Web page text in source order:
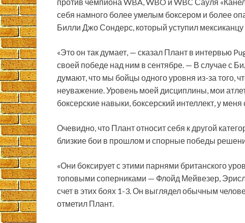
себя намного более умелым боксером и более
Билли ДжоСондерс, который уступил
«Это он так думает, — сказал Плант в интервью
своей победе над ним в сентябре. — В случае с
думают, что мы бойцы одного уровня из-за того,
неуважение. Уровень моей дисциплины, мои
боксерские навыки, боксерский интеллект, у
Очевидно, что Плант относит себя к другой
близкие бои в прошлом и спорные победы
«Они боксирует с этими парнями британского
топовыми соперниками — Флойд Мейвезер,
счет в этих боях 1-3. Он выглядел обычным
отметил Плант.